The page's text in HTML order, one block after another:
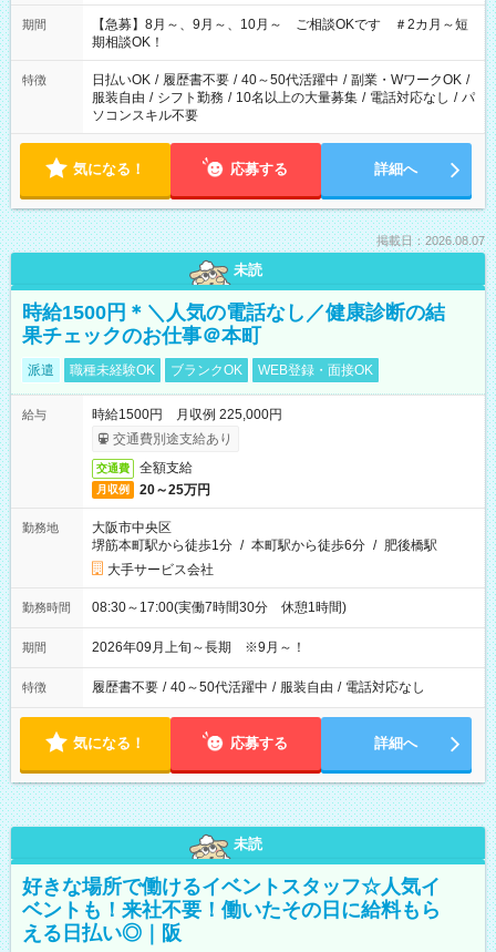
11：00～19：00 ＊12：00～19：00 ＊13：00～19：00
期間
【急募】8月～、9月～、10月～ ご相談OKです ＃2カ月～短
期相談OK！
特徴 日払いOK / 履歴書不要 / 40～50代活躍中 / 副業・WワークOK /
服装自由 / シフト勤務 / 10名以上の大量募集 / 電話対応なし / パ
ソコンスキル不要
気になる！ 応募する 詳細へ
掲載日：2026.08.07
未読
時給1500円＊＼人気の電話なし／健康診断の結
果チェックのお仕事＠本町
派遣 職種未経験OK ブランクOK WEB登録・面接OK
給与
時給1500円 月収例 225,000円
交通費別途支給あり
交通費 全額支給
月収例 20～25万円
勤務地
大阪市中央区
堺筋本町駅から徒歩1分 / 本町駅から徒歩6分 / 肥後橋駅
大手サービス会社
勤務時間 08:30～17:00(実働7時間30分 休憩1時間)
期間 2026年09月上旬～長期 ※9月～！
特徴 履歴書不要 / 40～50代活躍中 / 服装自由 / 電話対応なし
気になる！ 応募する 詳細へ
未読
好きな場所で働けるイベントスタッフ☆人気イ
ベントも！来社不要！働いたその日に給料もら
える日払い◎｜阪